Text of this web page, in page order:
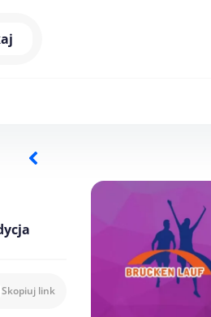
Skopiuj link